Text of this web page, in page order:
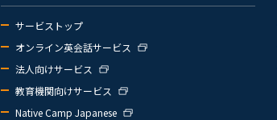
サービストップ
オンライン英会話サービス
法人向けサービス
教育機関向けサービス
Native Camp Japanese